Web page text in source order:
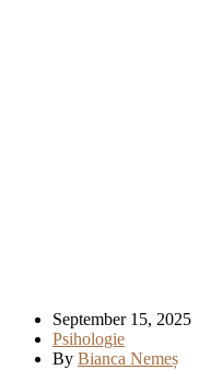
September 15, 2025
Psihologie
By Bianca Nemeș